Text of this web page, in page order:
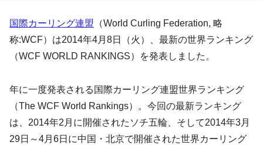
国際カーリング連盟
（World Curling Federation, 略
称:WCF）は2014年4月8日（火）、最新の世界ランキング
（WCF WORLD RANKINGS）を発表しました。
年に一度発表される国際カーリング連盟世界ランキング
（The WCF World Rankings）。今回の最新ランキング
は、2014年2月に開催されたソチ五輪、そして2014年3月
29日～4月6日に中国・北京で開催された世界カーリング